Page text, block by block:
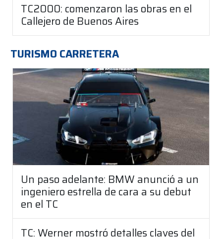
TC2000: comenzaron las obras en el
Callejero de Buenos Aires
TURISMO CARRETERA
Un paso adelante: BMW anunció a un
ingeniero estrella de cara a su debut
en el TC
TC: Werner mostró detalles claves del